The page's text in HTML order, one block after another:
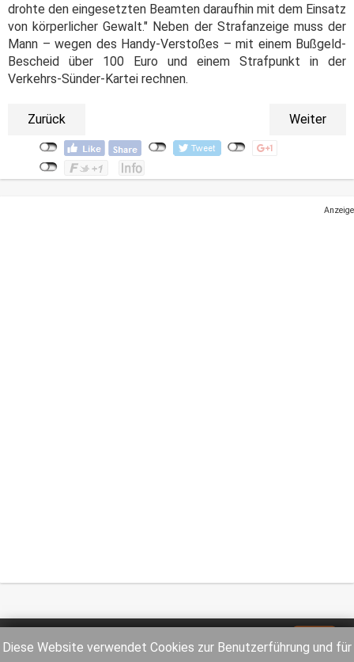
Diese Website verwendet Cookies zur Benutzerführung und für
drohte den eingesetzten Beamten daraufhin mit dem Einsatz
von körperlicher Gewalt." Neben der Strafanzeige muss der
Mann – wegen des Handy-Verstoßes – mit einem Bußgeld-
Bescheid über 100 Euro und einem Strafpunkt in der
Verkehrs-Sünder-Kartei rechnen.
Zurück Weiter
Anzeige